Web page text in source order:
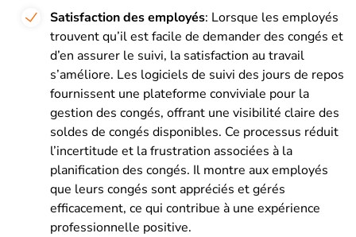
Satisfaction des employés: Lorsque les employés
trouvent qu’il est facile de demander des congés et
d’en assurer le suivi, la satisfaction au travail
s’améliore. Les logiciels de suivi des jours de repos
fournissent une plateforme conviviale pour la
gestion des congés, offrant une visibilité claire des
soldes de congés disponibles. Ce processus réduit
l’incertitude et la frustration associées à la
planification des congés. Il montre aux employés
que leurs congés sont appréciés et gérés
efficacement, ce qui contribue à une expérience
professionnelle positive.